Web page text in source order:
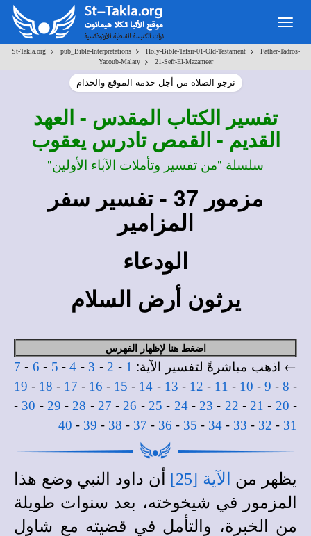
St-Takla.org> pub_Bible-Interpretations> Holy-Bible-Tafsir-01-Old-Testament>
Father-Tadros-
Yacoub-Malaty> 21-Sefr-El-Mazameer
نرجو الصلاة من أجل خدمة الموقع والخدام
تفسير الكتاب المقدس - العهد
القديم - القمص تادرس يعقوب
سلسلة "من تفسير وتأملات الآباء الأولين"
مزمور 37 - تفسير سفر
المزامير
الودعاء
يرثون أرض السلام
اضغط هنا لإظهار الفهرس
← اذهب مباشرةً لتفسير الآية: 1
-
2
-
3
-
4
-
5
-
6
-
7
-
8
-
9
-
10
-
11
-
12
-
13
-
14
-
15
-
16
-
17
-
18
-
19
-
20
-
21
-
22
-
23
-
24
-
25
-
26
-
27
-
28
-
29
-
30
-
31
-
32
-
33
-
34
-
35
-
36
-
37
-
38
-
39
-
40
يظهر من الآية [25]
أن داود النبي وضع هذا
المزمور في شيخوخته، بعد سنوات طويلة
من الخبرة، والتأمل في قضيته مع شاول